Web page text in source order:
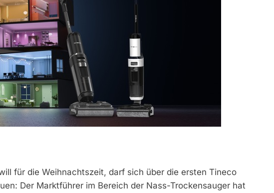
für die Weihnachtszeit, darf sich über die ersten Tineco
Der Marktführer im Bereich der Nass-Trockensauger hat